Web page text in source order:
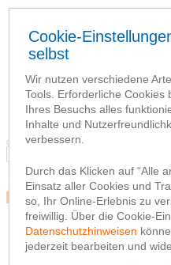
Team
Social Media
Netiquette
Datenschutzhinweis
Impressum
Blog
Team
Social Media